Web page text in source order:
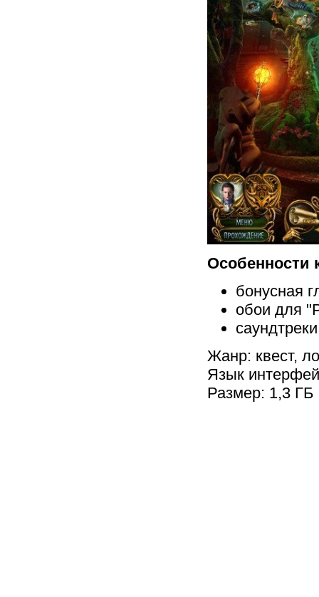
Особенности
бонусная
обои для
Жанр: квест,
Язык
Размер: 1,3 ГБ